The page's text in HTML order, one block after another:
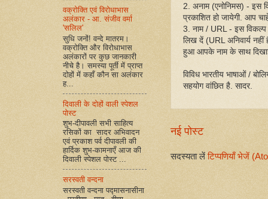
2. अनाम (एनोनिमस) - इस
प्रकाशित हो जायेगी. आप
3. नाम / URL - इस
लिख दें (URL अनिवार्य
हुआ आपके नाम के साथ
विविध भारतीय भाषाओं /
सहयोग वांछित है. सादर.
नई पोस्ट
सदस्यता लेंटिप्पणियाँ भेजें
वक्रोक्ति एवं विरोधाभास
अलंकार - आ. संजीव वर्मा
'सलिल'
सुधि जनों! वन्दे मातरम।
वक्रोक्ति और विरोधाभास
अलंकारों पर कुछ जानकारी
नीचे है। समस्या पूर्ती में प्राप्त
दोहों में कहाँ कौन सा अलंकार
ह...
दिवाली के दोहों वाली स्पेशल
पोस्ट
शुभ-दीपावली सभी साहित्य
रसिकों का सादर अभिवादन
एवं प्रकाश पर्व दीपावली की
हार्दिक शुभ-कामनाएँ आज की
दिवाली स्पेशल पोस्ट ...
सरस्वती वन्दना
सरस्वती वन्दना पद्मासनासीना